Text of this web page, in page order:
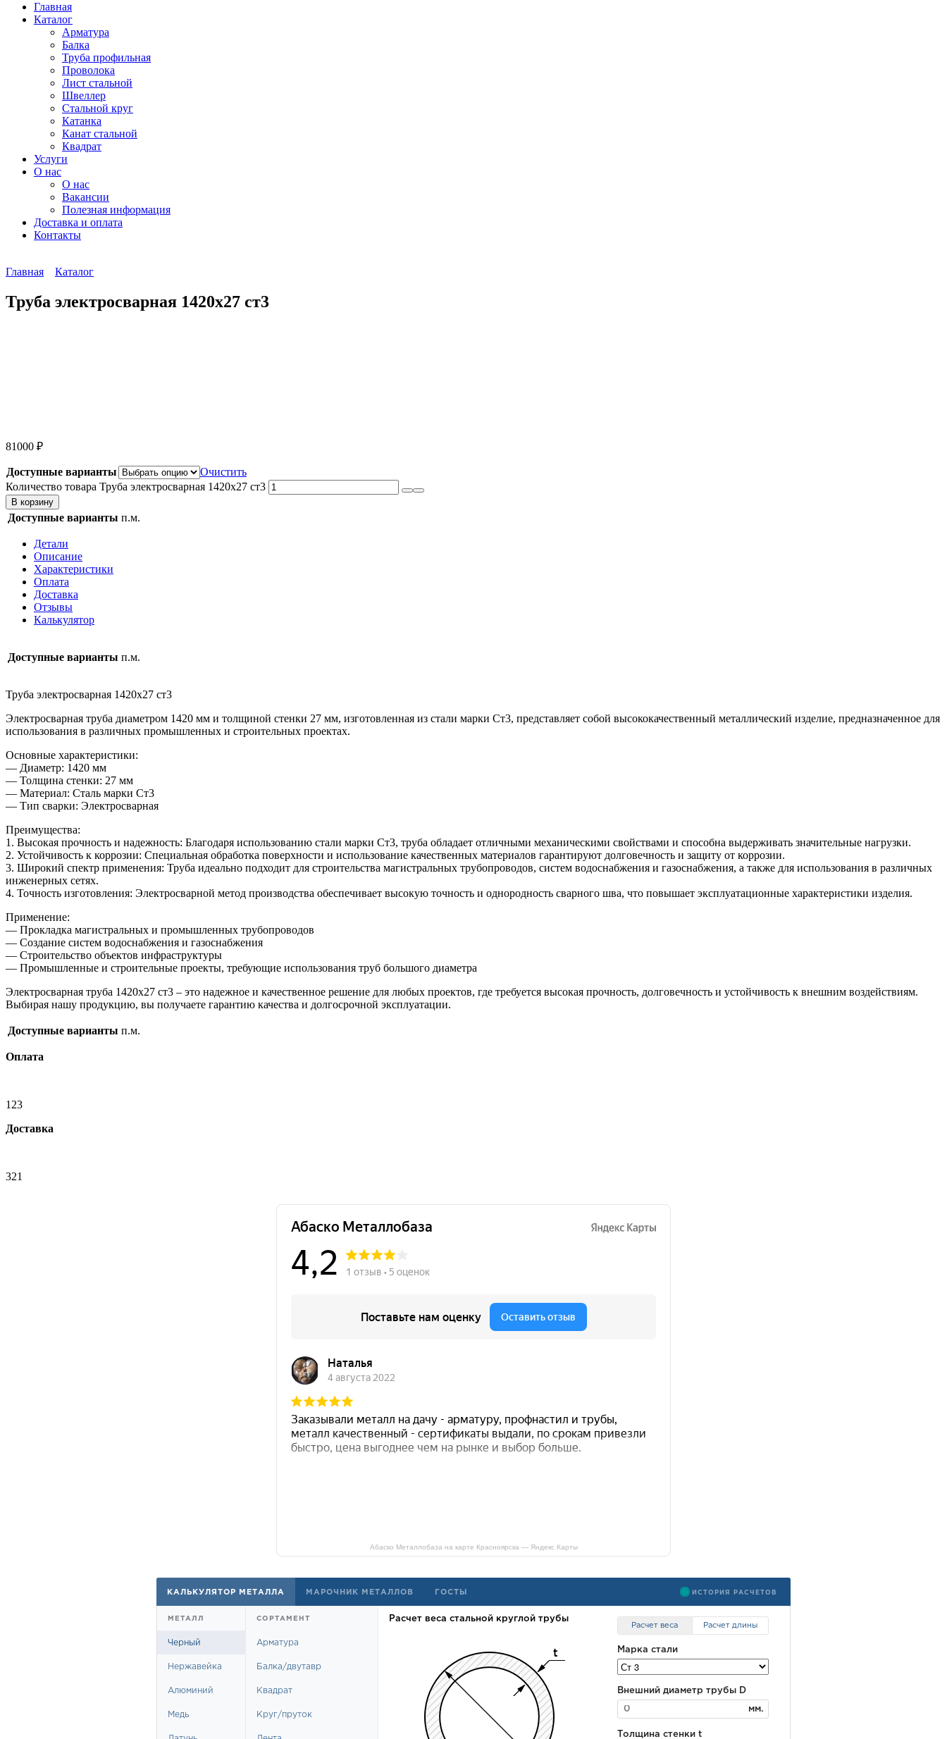
Главная
Каталог
Арматура
Балка
Труба профильная
Проволока
Лист стальной
Швеллер
Стальной круг
Катанка
Канат стальной
Квадрат
Услуги
О нас
О нас
Вакансии
Полезная информация
Доставка и оплата
Контакты
Главная Каталог
Труба электросварная 1420х27 ст3
81000 ₽
Доступные варианты
Очистить
Количество товара Труба электросварная 1420х27 ст3
В корзину
Доступные варианты п.м.
Детали
Описание
Характеристики
Оплата
Доставка
Отзывы
Калькулятор
Доступные варианты п.м.
Труба электросварная 1420х27 ст3
Электросварная труба диаметром 1420 мм и толщиной стенки 27 мм, изготовленная из стали марки Ст3, представляет собой высококачественный металлический изделие, предназначенное для
использования в различных промышленных и строительных проектах.
Основные характеристики:
— Диаметр: 1420 мм
— Толщина стенки: 27 мм
— Материал: Сталь марки Ст3
— Тип сварки: Электросварная
Преимущества:
1. Высокая прочность и надежность: Благодаря использованию стали марки Ст3, труба обладает отличными механическими свойствами и способна выдерживать значительные нагрузки.
2. Устойчивость к коррозии: Специальная обработка поверхности и использование качественных материалов гарантируют долговечность и защиту от коррозии.
3. Широкий спектр применения: Труба идеально подходит для строительства магистральных трубопроводов, систем водоснабжения и газоснабжения, а также для использования в различных
инженерных сетях.
4. Точность изготовления: Электросварной метод производства обеспечивает высокую точность и однородность сварного шва, что повышает эксплуатационные характеристики изделия.
Применение:
— Прокладка магистральных и промышленных трубопроводов
— Создание систем водоснабжения и газоснабжения
— Строительство объектов инфраструктуры
— Промышленные и строительные проекты, требующие использования труб большого диаметра
Электросварная труба 1420х27 ст3 – это надежное и качественное решение для любых проектов, где требуется высокая прочность, долговечность и устойчивость к внешним воздействиям.
Выбирая нашу продукцию, вы получаете гарантию качества и долгосрочной эксплуатации.
Доступные варианты п.м.
Оплата
123
Доставка
321
Абаско Металлобаза на карте Красноярска — Яндекс Карты